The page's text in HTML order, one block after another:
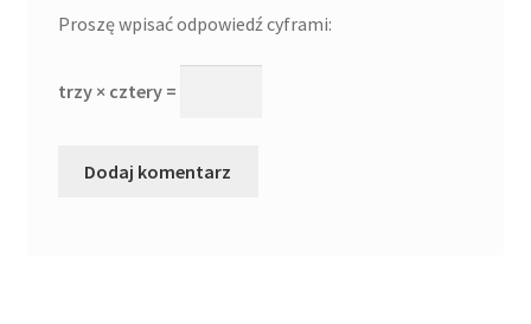
Proszę wpisać odpowiedź cyframi:
trzy × cztery =